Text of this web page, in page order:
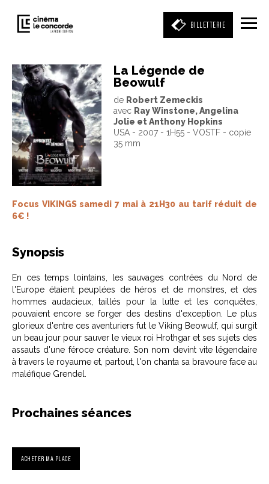
BILLETTERIE
Entrez votre mot clé
(film, réalisateur, acteur, événement)
La Légende de
Beowulf
de Robert Zemeckis
avec Ray Winstone, Angelina
Jolie et Anthony Hopkins
USA - 2007 - 1H55 - VOSTF - copie
35 mm
Focus VIKINGS samedi 7 mai à 21H30 au tarif réduit de
6€ !
Synopsis
En ces temps lointains, les sauvages contrées du Nord de
l'Europe étaient peuplées de héros et de monstres, et des
hommes audacieux, taillés pour la lutte et les conquêtes,
pouvaient encore se forger des destins d'exception. Le plus
glorieux d'entre ces aventuriers fut le Viking Beowulf, qui surgit
un beau jour pour sauver le vieux roi Hrothgar et ses sujets des
assauts d'une féroce créature. Son nom devint vite légendaire
à travers le royaume et, partout, l'on chanta sa bravoure face au
maléfique Grendel.
Prochaines séances
ACHETER MA PLACE